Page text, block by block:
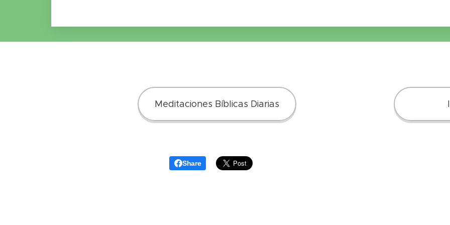
Meditaciones Bíblicas Diarias
Share